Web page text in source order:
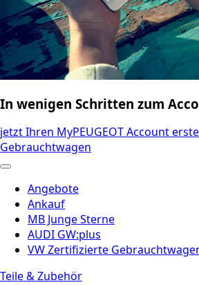
In wenigen Schritten zum
jetzt Ihren MyPEUGEOT Account
Gebrauchtwagen
Angebote
Ankauf
MB Junge Sterne
AUDI GW:plus
VW Zertifizierte
Teile & Zubehör